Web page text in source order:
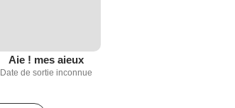
Aie ! mes aieux
Date de sortie inconnue